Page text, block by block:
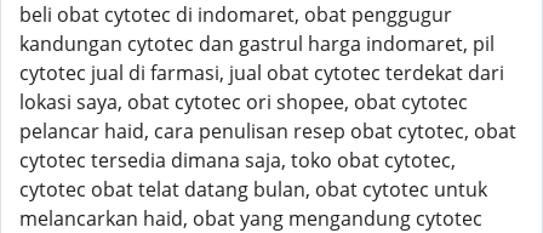
beli obat cytotec di indomaret, obat penggugur
kandungan cytotec dan gastrul harga indomaret, pil
cytotec jual di farmasi, jual obat cytotec terdekat dari
lokasi saya, obat cytotec ori shopee, obat cytotec
pelancar haid, cara penulisan resep obat cytotec, obat
cytotec tersedia dimana saja, toko obat cytotec,
cytotec obat telat datang bulan, obat cytotec untuk
melancarkan haid, obat yang mengandung cytotec